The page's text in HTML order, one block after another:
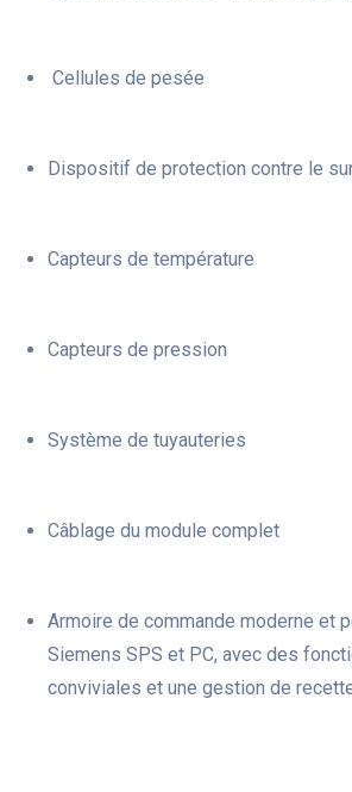
Cellules de pesée
Dispositif de protection contre le
Capteurs de température
Capteurs de pression
Système de tuyauteries
Câblage du module complet
Armoire de commande moderne et
Siemens SPS et PC, avec des
conviviales et une gestion de